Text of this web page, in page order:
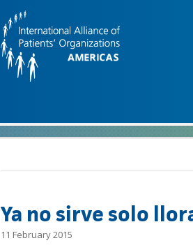
Ya no sirve solo
11 February 2015